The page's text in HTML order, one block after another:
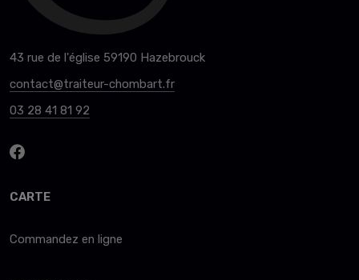
43 rue de l'église 59190 Hazebrouck
contact@traiteur-chombart.fr
03 28 41 81 92
CARTE
Commandez en ligne